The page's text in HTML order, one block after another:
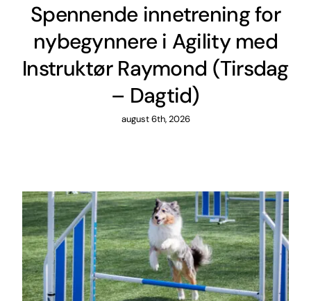
Spennende innetrening for
nybegynnere i Agility med
Instruktør Raymond (Tirsdag
– Dagtid)
august 6th, 2026